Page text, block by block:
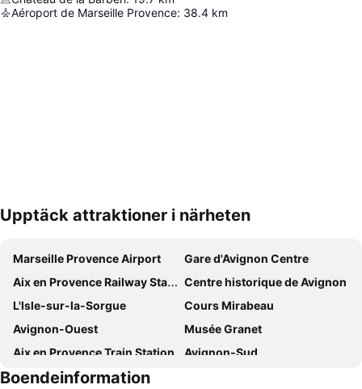
Aéroport de Marseille Provence: 38.4 km
Förstora kartan
Upptäck attraktioner i närheten
Marseille Provence Airport
Gare d'Avignon Centre
Aix en Provence Railway Station TGV
Centre historique de Avignon
L'Isle-sur-la-Sorgue
Cours Mirabeau
Avignon-Ouest
Musée Granet
Aix en Provence Train Station
Avignon-Sud
Opéra-Théâtre
Boendeinformation